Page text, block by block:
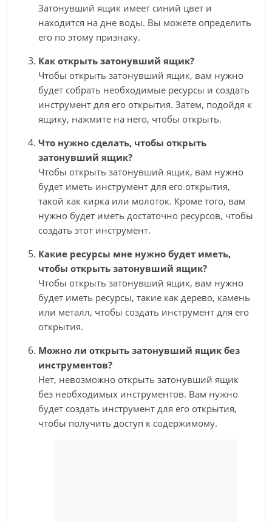
Затонувший ящик имеет синий цвет и
находится на дне воды. Вы можете определить
его по этому признаку.
Как открыть затонувший ящик?
Чтобы открыть затонувший ящик, вам нужно
будет собрать необходимые ресурсы и создать
инструмент для его открытия. Затем, подойдя к
ящику, нажмите на него, чтобы открыть.
Что нужно сделать, чтобы открыть
затонувший ящик?
Чтобы открыть затонувший ящик, вам нужно
будет иметь инструмент для его открытия,
такой как кирка или молоток. Кроме того, вам
нужно будет иметь достаточно ресурсов, чтобы
создать этот инструмент.
Какие ресурсы мне нужно будет иметь,
чтобы открыть затонувший ящик?
Чтобы открыть затонувший ящик, вам нужно
будет иметь ресурсы, такие как дерево, камень
или металл, чтобы создать инструмент для его
открытия.
Можно ли открыть затонувший ящик без
инструментов?
Нет, невозможно открыть затонувший ящик
без необходимых инструментов. Вам нужно
будет создать инструмент для его открытия,
чтобы получить доступ к содержимому.